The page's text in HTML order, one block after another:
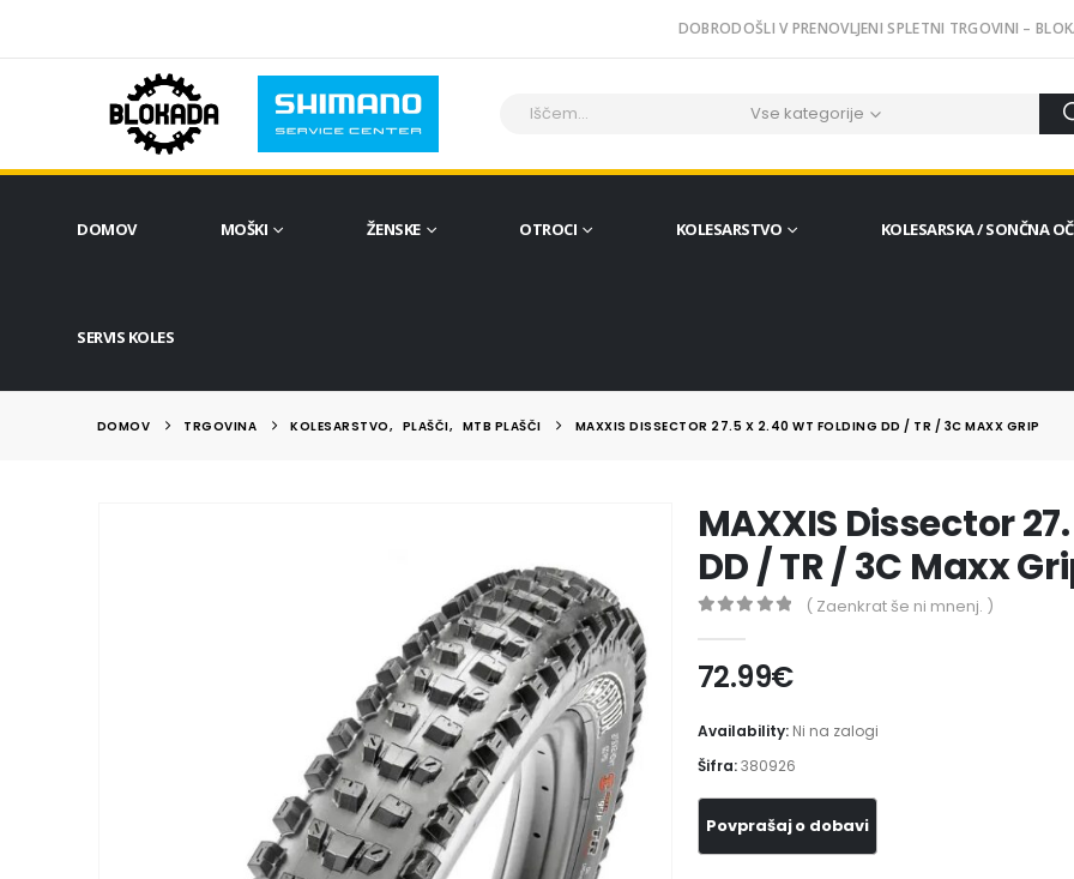
DOBRODOŠLI V PRENOVLJENI SPLETNI TRGOVINI –
Vse kategorije
DOMOV MOŠKI ŽENSKE OTROCI KOLESARSTVO KOLESARSKA / SONČNA
SERVIS KOLES
DOMOV TRGOVINA KOLESARSTVO, PLAŠČI, MTB PLAŠČI MAXXIS DISSECTOR 27.5 X 2.40 WT FOLDING DD / TR / 3C MAXX GRIP
MAXXIS Dissector
DD / TR / 3C Maxx
( Zaenkrat še ni mnenj. )
72.99€
Availability: Ni na zalogi
Šifra:380926